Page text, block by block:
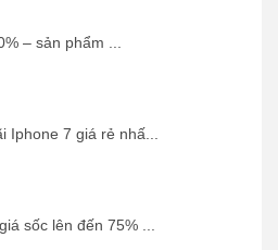
– sản phẩm ...
Iphone 7 giá rẻ nhấ...
sốc lên đến 75% ...